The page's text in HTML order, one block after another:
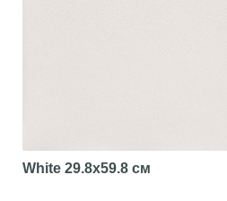
White 29.8x59.8 см